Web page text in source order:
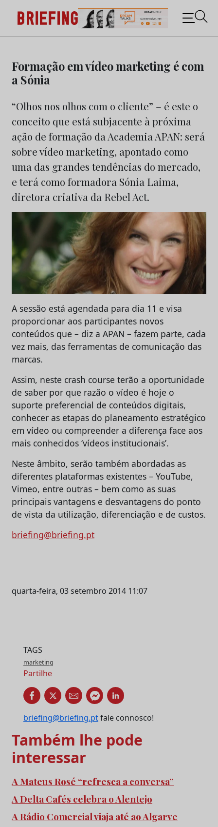
content
Briefing: Todas as notícias sobre os negócios do
Marketing e da Publicidade
Formação em vídeo marketing é com
a Sónia
“Olhos nos olhos com o cliente” – é este o
conceito que está subjacente à próxima
ação de formação da Academia APAN: será
sobre vídeo marketing, apontado como
uma das grandes tendências do mercado,
e terá como formadora Sónia Laima,
diretora criativa da Rebel Act.
A sessão está agendada para dia 11 e visa
proporcionar aos participantes novos
conteúdos que – diz a APAN – fazem parte, cada
vez mais, das ferramentas de comunicação das
marcas.
Assim, neste crash course terão a oportunidade
de saber por que razão o vídeo é hoje o
suporte preferencial de conteúdos digitais,
conhecer as etapas do planeamento estratégico
em vídeo ou compreender a diferença face aos
mais conhecidos ‘vídeos institucionais’.
Neste âmbito, serão também abordadas as
diferentes plataformas existentes – YouTube,
Vimeo, entre outras – bem como as suas
principais vantagens e desvantagens do ponto
de vista da utilização, diferenciação e de custos.
briefing@briefing.pt
quarta-feira, 03 setembro 2014 11:07
TAGS
marketing
Partilhe
briefing@briefing.ptfale connosco!
Também lhe pode
interessar
A Mateus Rosé “refresca a conversa”
A Delta Cafés celebra o Alentejo
A Rádio Comercial viaja até ao Algarve